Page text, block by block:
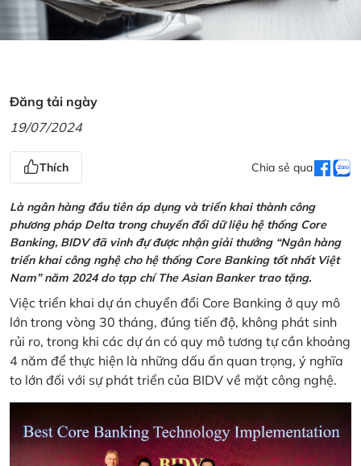
Đăng tải ngày
19/07/2024
Thích Chia sẻ qua
Là ngân hàng đầu tiên áp dụng và triển khai thành công
phương pháp Delta trong chuyển đổi dữ liệu hệ thống Core
Banking, BIDV đã vinh đự được nhận giải thưởng “Ngân hàng
triển khai công nghệ cho hệ thống Core Banking tốt nhất Việt
Nam” năm 2024 do tạp chí The Asian Banker trao tặng.
Việc triển khai dự án chuyển đổi Core Banking ở quy mô
lớn trong vòng 30 tháng, đúng tiến độ, không phát sinh
rủi ro, trong khi các dự án có quy mô tương tự cần khoảng
4 năm để thực hiện là những dấu ấn quan trọng, ý nghĩa
to lớn đối với sự phát triển của BIDV về mặt công nghệ.